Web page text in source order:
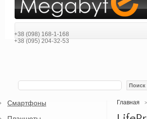
+38 (098) 168-1-168
+38 (095) 204-32-53
Поиск
Смартфоны
Главная >